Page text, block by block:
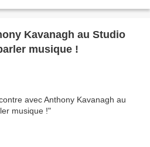
Kavanagh au Studio
musique !